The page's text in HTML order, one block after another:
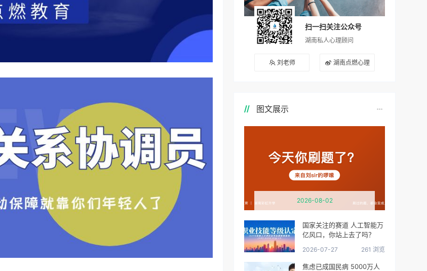
扫一扫关注公众号
湖南私人心理顾问
刘老师 湖南点燃心理
图文展示
2026-08-02
国家关注的赛道 人工智能万
亿风口，你站上去了吗？
2026-07-27 261 浏览
焦虑已成国民病 5000万人